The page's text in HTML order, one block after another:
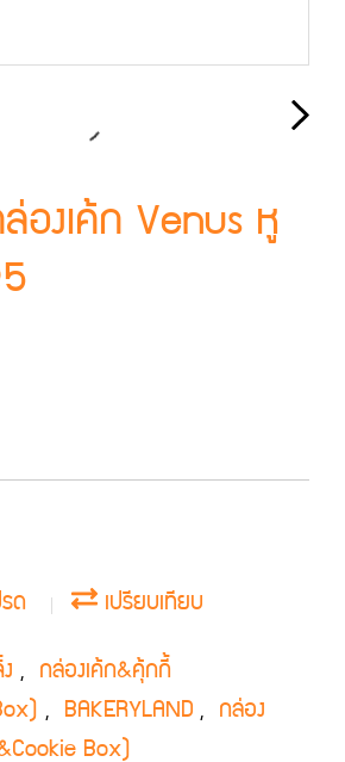
องเค้ก Venus หู
รด เปรียบเทียบ
, กล่องเค้ก&คุ้กกี้
, BAKERYLAND , กล่อง
Box)